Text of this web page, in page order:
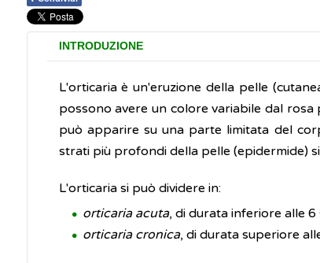
INTRODUZIONE
L'orticaria è un'eruzione della pelle
possono avere un colore variabile dal
può apparire su una parte limitata del
strati più profondi della pelle (epidermide)
L'orticaria si può dividere in:
orticaria acuta, di durata inferiore alle 6
orticaria cronica, di durata superiore